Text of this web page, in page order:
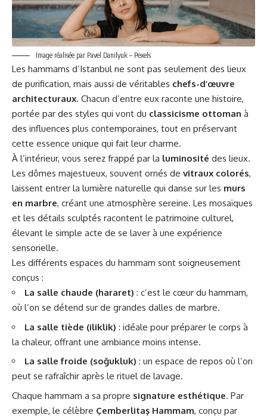
Image réalisée par Pavel Danilyuk – Pexels
Les hammams d’Istanbul ne sont pas seulement des lieux
de purification, mais aussi de véritables chefs-d’œuvre
architecturaux. Chacun d’entre eux raconte une histoire,
portée par des styles qui vont du classicisme ottoman à
des influences plus contemporaines, tout en préservant
cette essence unique qui fait leur charme.
À l’intérieur, vous serez frappé par la luminosité des lieux.
Les dômes majestueux, souvent ornés de vitraux colorés,
laissent entrer la lumière naturelle qui danse sur les murs
en marbre, créant une atmosphère sereine. Les mosaïques
et les détails sculptés racontent le patrimoine culturel,
élevant le simple acte de se laver à une expérience
sensorielle.
Les différents espaces du hammam sont soigneusement
conçus :
La salle chaude (hararet) : c’est le cœur du hammam,
où l’on se détend sur de grandes dalles de marbre.
La salle tiède (iliklik) : idéale pour préparer le corps à
la chaleur, offrant une ambiance moins intense.
La salle froide (soğukluk) : un espace de repos où l’on
peut se rafraîchir après le rituel de lavage.
Chaque hammam a sa propre signature esthétique. Par
exemple, le célèbre Çemberlitaş Hammam, conçu par